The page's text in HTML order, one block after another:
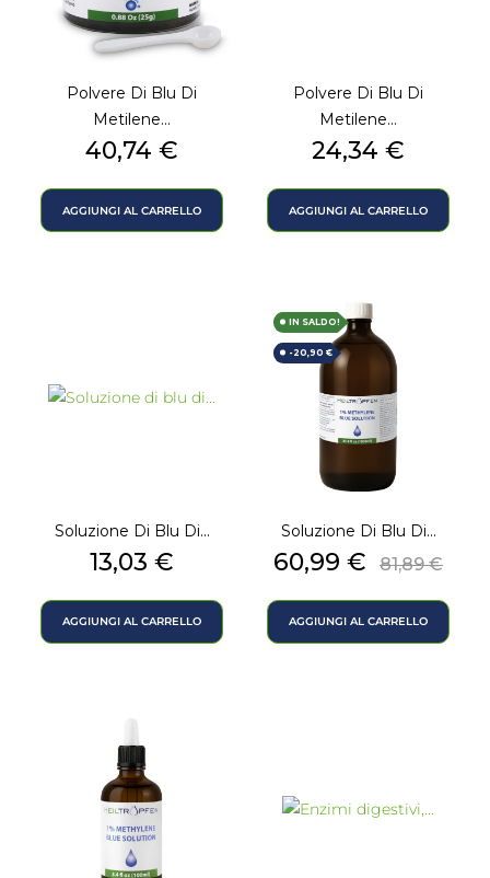
Polvere Di Blu Di
Metilene...
Prezzo
40,74 €
AGGIUNGI AL CARRELLO
Polvere Di Blu Di
Metilene...
Prezzo
24,34 €
AGGIUNGI AL CARRELLO
Soluzione Di Blu Di...
Prezzo
13,03 €
AGGIUNGI AL CARRELLO
Soluzione Di Blu Di...
Prezzo
60,99 € Prezzo
81,89 €
AGGIUNGI AL CARRELLO
IN SALDO!
-20,90 €